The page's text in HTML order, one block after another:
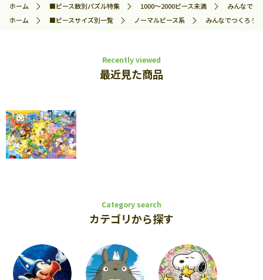
ホーム
■ピース数別パズル特集 1000～2000ピース未満
みんなで
ホーム
■ピースサイズ別一覧 ノーマルピース系 みんなでつくろ
Recently viewed
最近見た商品
Category search
カテゴリから探す